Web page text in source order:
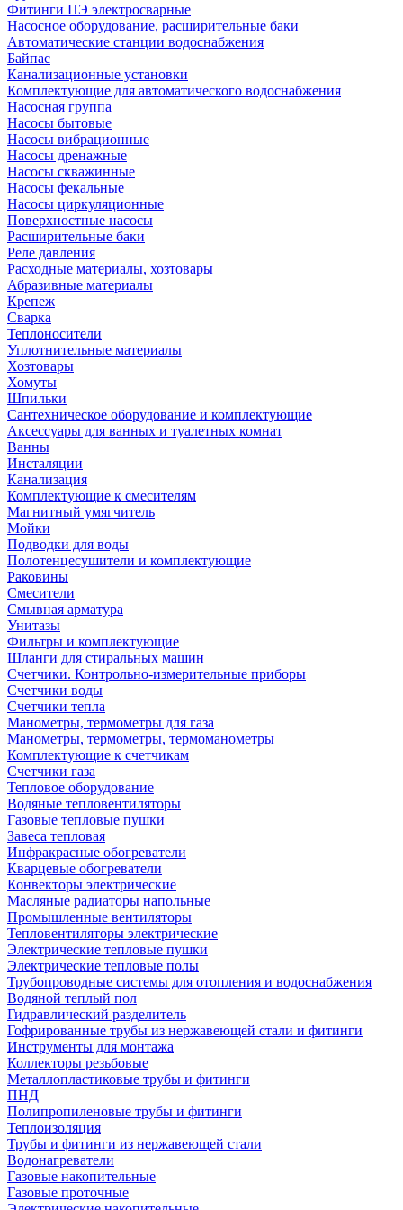
Фитинги ПЭ электросварные
Насосное оборудование, расширительные баки
Автоматические станции водоснабжения
Байпас
Канализационные установки
Комплектующие для автоматического водоснабжения
Насосная группа
Насосы бытовые
Насосы вибрационные
Насосы дренажные
Насосы скважинные
Насосы фекальные
Насосы циркуляционные
Поверхностные насосы
Расширительные баки
Реле давления
Расходные материалы, хозтовары
Абразивные материалы
Крепеж
Сварка
Теплоносители
Уплотнительные материалы
Хозтовары
Хомуты
Шпильки
Сантехническое оборудование и комплектующие
Аксессуары для ванных и туалетных комнат
Ванны
Инсталяции
Канализация
Комплектующие к смесителям
Магнитный умягчитель
Мойки
Подводки для воды
Полотенцесушители и комплектующие
Раковины
Смесители
Смывная арматура
Унитазы
Фильтры и комплектующие
Шланги для стиральных машин
Счетчики. Контрольно-измерительные приборы
Счетчики воды
Счетчики тепла
Манометры, термометры для газа
Манометры, термометры, термоманометры
Комплектующие к счетчикам
Счетчики газа
Тепловое оборудование
Водяные тепловентиляторы
Газовые тепловые пушки
Завеса тепловая
Инфракрасные обогреватели
Кварцевые обогреватели
Конвекторы электрические
Масляные радиаторы напольные
Промышленные вентиляторы
Тепловентиляторы электрические
Электрические тепловые пушки
Электрические тепловые полы
Трубопроводные системы для отопления и водоснабжения
Водяной теплый пол
Гидравлический разделитель
Гофрированные трубы из нержавеющей стали и фитинги
Инструменты для монтажа
Коллекторы резьбовые
Металлопластиковые трубы и фитинги
ПНД
Полипропиленовые трубы и фитинги
Теплоизоляция
Трубы и фитинги из нержавеющей стали
Водонагреватели
Газовые накопительные
Газовые проточные